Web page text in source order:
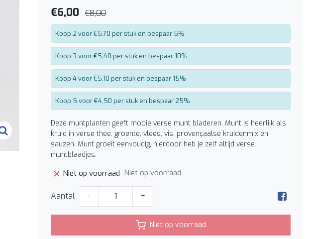
€6,00 €8,00
Koop 2 voor €5,70 per stuk en bespaar 5%
Koop 3 voor €5,40 per stuk en bespaar 10%
Koop 4 voor €5,10 per stuk en bespaar 15%
Koop 5 voor €4,50 per stuk en bespaar 25%
Deze muntplanten geeft mooie verse munt bladeren. Munt is heerlijk als
kruid in verse thee, groente, vlees, vis, provençaalse kruidenmix en
sauzen. Munt groeit eenvoudig, hierdoor heb je zelf altijd verse
muntblaadjes.
Niet op voorraad Niet op voorraad
Aantal - +
Niet op voorraad